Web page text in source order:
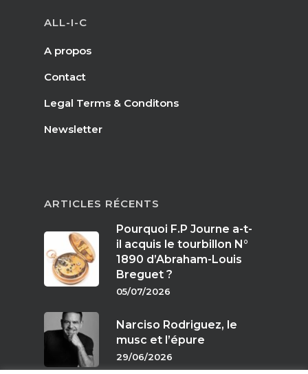
ALL-I-C
A propos
Contact
Legal Terms & Conditons
Newsletter
ARTICLES RÉCENTS
Pourquoi F.P Journe a-t-
il acquis le tourbillon N°
1890 d’Abraham-Louis
Breguet ?
05/07/2026
Narciso Rodriguez, le
musc et l’épure
29/06/2026